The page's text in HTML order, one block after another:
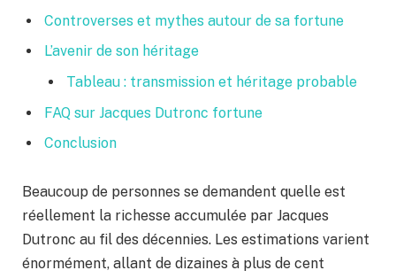
Controverses et mythes autour de sa fortune
L’avenir de son héritage
Tableau : transmission et héritage probable
FAQ sur Jacques Dutronc fortune
Conclusion
Beaucoup de personnes se demandent quelle est
réellement la richesse accumulée par Jacques
Dutronc au fil des décennies. Les estimations varient
énormément, allant de dizaines à plus de cent